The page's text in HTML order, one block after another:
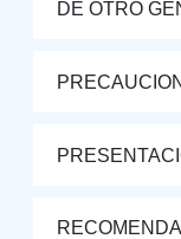
DE OTRO